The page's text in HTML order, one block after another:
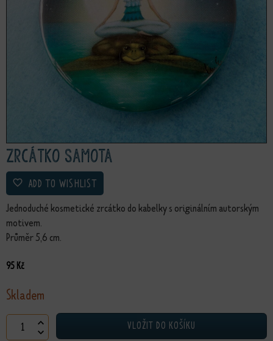
Zrcátko Samota
ADD TO WISHLIST
Jednoduché kosmetické zrcátko do kabelky s originálním autorským
motivem.
Průměr 5,6 cm.
95 Kč
Skladem
Zrcátko Samota množství VLOŽIT DO KOŠÍKU